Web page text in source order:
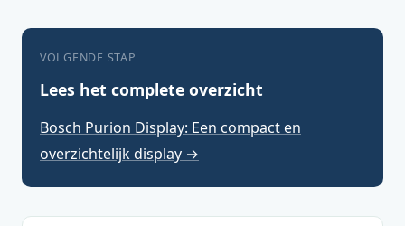
VOLGENDE STAP
Lees het complete overzicht
Bosch Purion Display: Een compact en
overzichtelijk display →